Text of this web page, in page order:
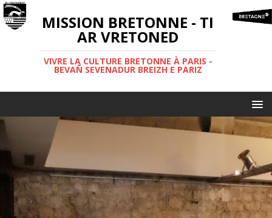
MISSION BRETONNE - TI
AR VRETONED
VIVRE LA CULTURE BRETONNE À PARIS -
BEVAÑ SEVENADUR BREIZH E PARIZ